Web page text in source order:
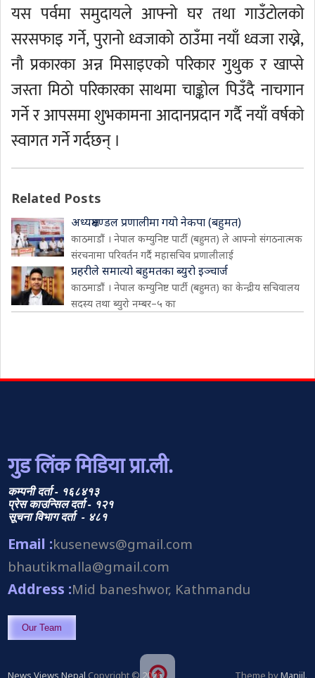
यस पर्वमा समुदायले आफ्नो घर तथा गाउँटोलको
सरसफाइ गर्ने, पुरानो ध्वजाको ठाउँमा नयाँ ध्वजा राख्ने,
नौ प्रकारका अन्न मिसाइएको परिकार गुथुक र खाप्से
जस्ता मिठो परिकारका साथमा चाङ्कोल पिउँदै नाचगान
गर्ने र आपसमा शुभकामना आदानप्रदान गर्दै नयाँ वर्षको
स्वागत गर्ने गर्दछन् ।
Related Posts
अध्यक्षमण्डल प्रणालीमा गयो नेकपा (बहुमत)
काठमाडौं । नेपाल कम्युनिष्ट पार्टी (बहुमत) ले आफ्नो संगठनात्मक
संरचनामा परिवर्तन गर्दै महासचिव प्रणालीलाई
प्रहरीले समात्यो बहुमतका ब्युरो इञ्चार्ज
काठमाडौं । नेपाल कम्युनिष्ट पार्टी (बहुमत) का केन्द्रीय सचिवालय
सदस्य तथा ब्युरो नम्बर–५ का
गुड लिंक मिडिया प्रा.ली.
कम्पनी दर्ता - १६८४१३
प्रेस काउन्सिल दर्ता - १२१
सूचना विभाग दर्ता - ४८१
Email :kusenews@gmail.com
bhautikmalla@gmail.com
Address :Mid baneshwor, Kathmandu
Our Team
News Views Nepal Copyright © 2026. Theme byManjil.